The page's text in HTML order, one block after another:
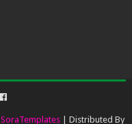
SoraTemplates| Distributed By